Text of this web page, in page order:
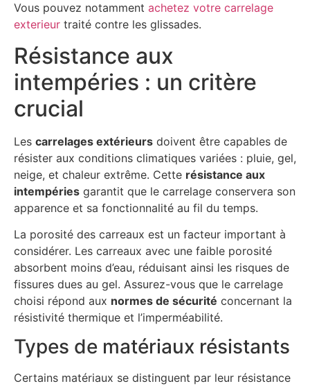
Vous pouvez notamment achetez votre carrelage
exterieur traité contre les glissades.
Résistance aux
intempéries : un critère
crucial
Les carrelages extérieurs doivent être capables de
résister aux conditions climatiques variées : pluie, gel,
neige, et chaleur extrême. Cette résistance aux
intempéries garantit que le carrelage conservera son
apparence et sa fonctionnalité au fil du temps.
La porosité des carreaux est un facteur important à
considérer. Les carreaux avec une faible porosité
absorbent moins d’eau, réduisant ainsi les risques de
fissures dues au gel. Assurez-vous que le carrelage
choisi répond aux normes de sécurité concernant la
résistivité thermique et l’imperméabilité.
Types de matériaux résistants
Certains matériaux se distinguent par leur résistance